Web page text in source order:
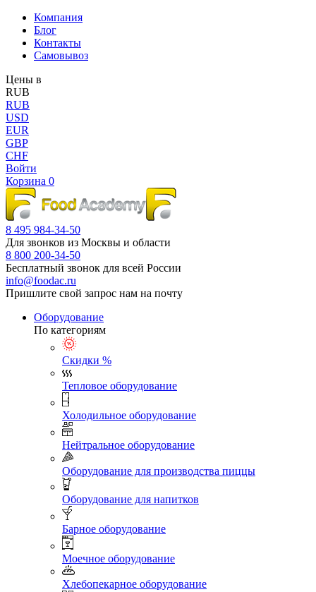
Компания
Блог
Контакты
Самовывоз
Цены в
RUB
RUB
USD
EUR
GBP
CHF
Войти
Корзина 0
8 495 984-34-50
Для звонков из Москвы и области
8 800 200-34-50
Бесплатный звонок для всей России
info@foodac.ru
Пришлите свой запрос нам на почту
Оборудование
По категориям
Скидки %
Тепловое оборудование
Холодильное оборудование
Нейтральное оборудование
Оборудование для производства пиццы
Оборудование для напитков
Барное оборудование
Моечное оборудование
Хлебопекарное оборудование